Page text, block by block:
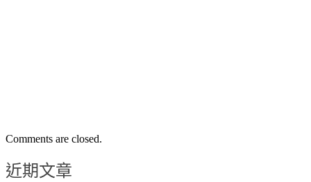
Comments are closed.
近期文章